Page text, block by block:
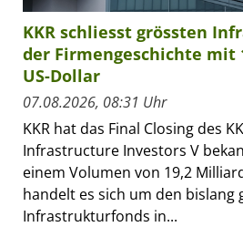
KKR schliesst grössten
der Firmengeschichte mit
US-Dollar
07.08.2026, 08:31 Uhr
KKR hat das Final Closing des
Infrastructure Investors V
einem Volumen von 19,2
handelt es sich um den bislang
Infrastrukturfonds in...